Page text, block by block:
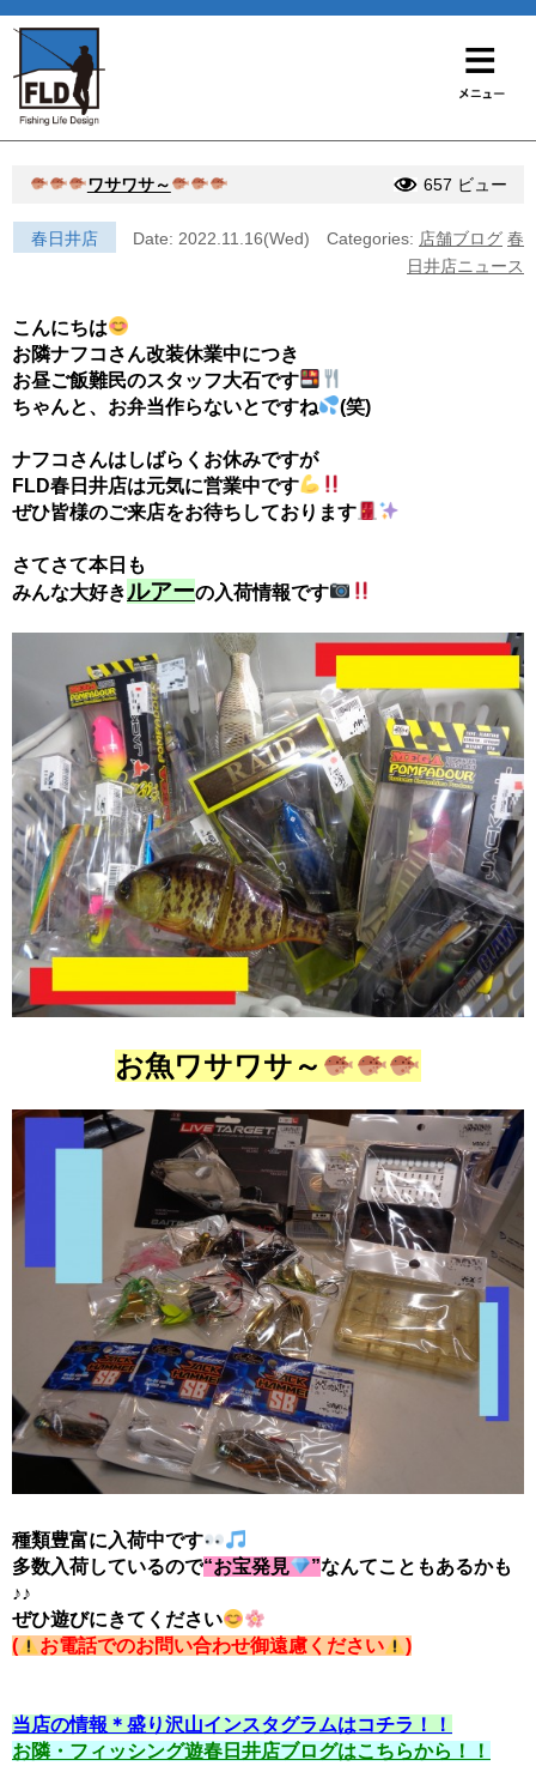
ワサワサ～ 657 ビュー
春日井店 Date: 2022.11.16(Wed) Categories: 店舗ブログ 春
日井店ニュース
こんにちは
お隣ナフコさん改装休業中につき
お昼ご飯難民のスタッフ大石です
ちゃんと、お弁当作らないとですね
(笑)
ナフコさんはしばらくお休みですが
FLD春日井店は元気に営業中です
ぜひ皆様のご来店をお待ちしております
さてさて本日も
みんな大好きルアーの入荷情報です
お魚ワサワサ～
種類豊富に入荷中です
多数入荷しているので“お宝発見 ”なんてこともあるかも
♪♪
ぜひ遊びにきてください
(
お電話でのお問い合わせ御遠慮ください )
当店の情報＊盛り沢山インスタグラムはコチラ！！
お隣・フィッシング遊春日井店ブログはこちらから！！